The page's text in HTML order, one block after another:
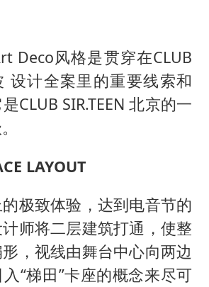
Deco风格是贯穿在CLUB
设计全案里的重要线索和
CLUB SIR.TEEN 北京的一
LAYOUT
极致体验，达到电音节的
师将二层建筑打通，使整
，视线由舞台中心向两边
“梯田”卡座的概念来尽可